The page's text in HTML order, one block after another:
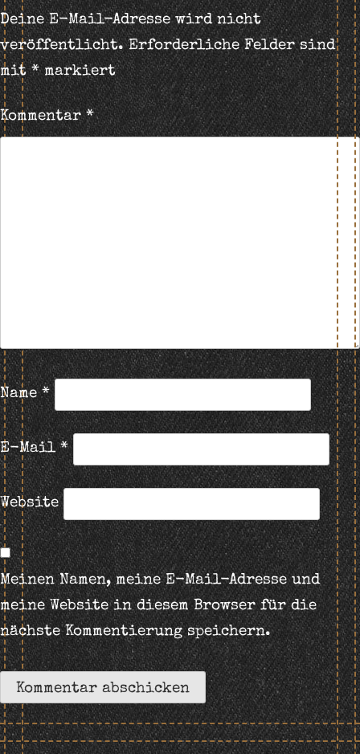
Deine E-Mail-Adresse wird nicht
veröffentlicht. Erforderliche Felder sind
mit*markiert
Kommentar*
Name*
E-Mail*
Website
Meinen Namen, meine E-Mail-Adresse und
meine Website in diesem Browser für die
nächste Kommentierung speichern.